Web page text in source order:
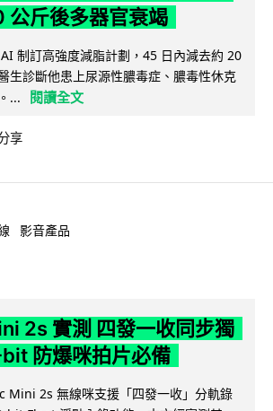
公斤後多器官衰竭
制訂高強度減脂計劃，45 日內減去約 20
生診斷他患上尿源性膿毒症、膿毒性休克
...
閱讀全文
享
影音產品
2s 實測 四發一收同步獨
防爆咪拍片必備
Mini 2s 無線咪支援「四發一收」分軌錄